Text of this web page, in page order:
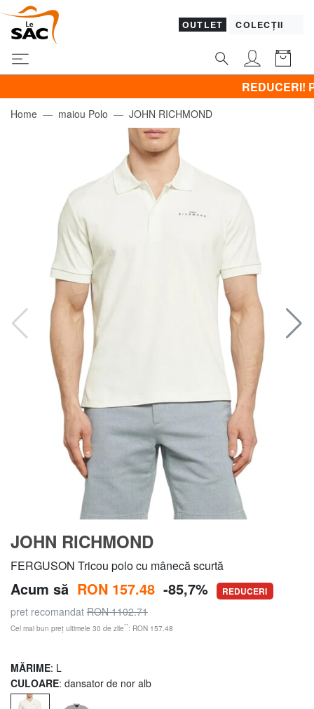
OUTLET COLECȚII
REDUCERI!
Home maiou Polo JOHN RICHMOND
JOHN RICHMOND
FERGUSON Tricou polo cu mânecă scurtă
Acum să RON 157.48 -85,7% REDUCERI
pret recomandat RON 1102.71
Cel mai bun preț ultimele 30 de zile**: RON 157.48
MĂRIME: L
CULOARE: dansator de nor alb